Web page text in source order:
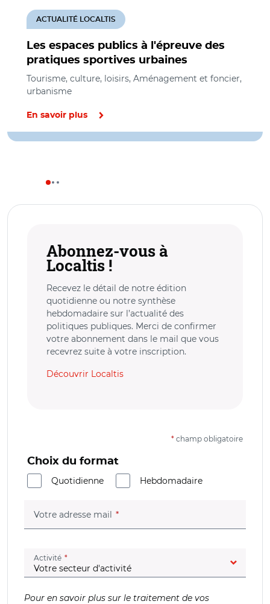
Les espaces publics à l'épreuve des
pratiques sportives urbaines
ACTUALITÉ LOCALTIS
Tourisme, culture, loisirs, Aménagement et foncier,
urbanisme
En savoir plus
Abonnez-vous à
Localtis !
Recevez le détail de notre édition
quotidienne ou notre synthèse
hebdomadaire sur l’actualité des
politiques publiques. Merci de confirmer
votre abonnement dans le mail que vous
recevrez suite à votre inscription.
Découvrir Localtis
* champ obligatoire
Choix du format
Quotidienne
Hebdomadaire
Votre adresse mail (champ obligatoire)
Activité (champ obligatoire)
Pour en savoir plus sur le traitement de vos